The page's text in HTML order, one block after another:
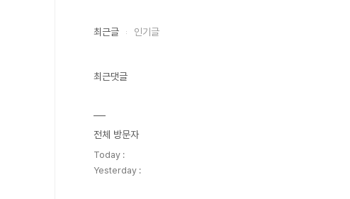
최근글 인기글
최근댓글
전체 방문자
Today :
Yesterday :